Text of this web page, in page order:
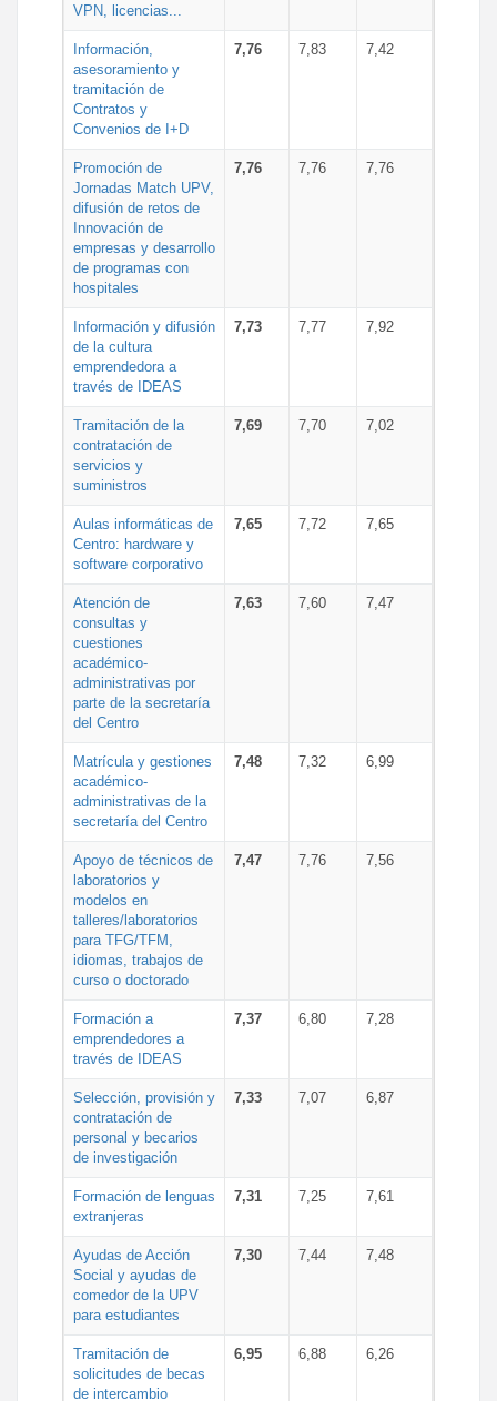
VPN, licencias...
Información,
asesoramiento y
tramitación de
Contratos y
Convenios de I+D
7,76 7,83 7,42
Promoción de
Jornadas Match UPV,
difusión de retos de
Innovación de
empresas y desarrollo
de programas con
hospitales
7,76 7,76 7,76
Información y difusión
de la cultura
emprendedora a
través de IDEAS
7,73 7,77 7,92
Tramitación de la
contratación de
servicios y
suministros
7,69 7,70 7,02
Aulas informáticas de
Centro: hardware y
software corporativo
7,65 7,72 7,65
Atención de
consultas y
cuestiones
académico-
administrativas por
parte de la secretaría
del Centro
7,63 7,60 7,47
Matrícula y gestiones
académico-
administrativas de la
secretaría del Centro
7,48 7,32 6,99
Apoyo de técnicos de
laboratorios y
modelos en
talleres/laboratorios
para TFG/TFM,
idiomas, trabajos de
curso o doctorado
7,47 7,76 7,56
Formación a
emprendedores a
través de IDEAS
7,37 6,80 7,28
Selección, provisión y
contratación de
personal y becarios
de investigación
7,33 7,07 6,87
Formación de lenguas
extranjeras
7,31 7,25 7,61
Ayudas de Acción
Social y ayudas de
comedor de la UPV
para estudiantes
7,30 7,44 7,48
Tramitación de
solicitudes de becas
de intercambio
6,95 6,88 6,26